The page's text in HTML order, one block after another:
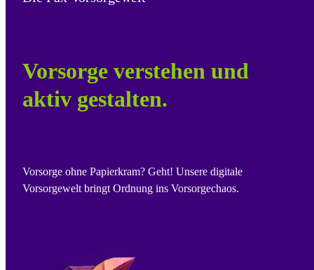
Vorsorge verstehen und
aktiv gestalten.
Vorsorge ohne Papierkram? Geht! Unsere digitale
Vorsorgewelt bringt Ordnung ins Vorsorgechaos.